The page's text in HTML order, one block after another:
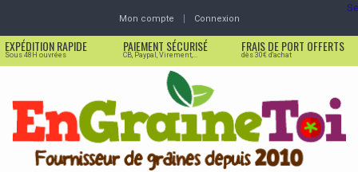
Mon compte Connexion
EXPÉDITION RAPIDE
Sous 48H ouvrées
PAIEMENT SÉCURISÉ
CB, Paypal, Virement,...
FRAIS DE PORT OFFERTS
dès 30€ d'achat